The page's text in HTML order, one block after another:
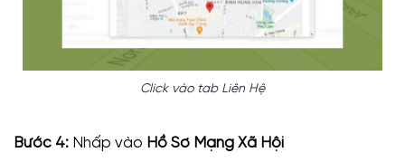
Click vào tab Liên Hệ
Bước 4: Nhấp vào Hồ Sơ Mạng Xã Hội